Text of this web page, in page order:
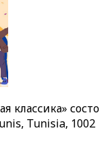
классика»
Tunisia, 1002